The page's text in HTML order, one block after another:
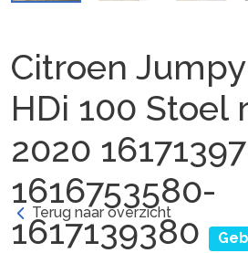
Citroen
HDi 100 Stoel
2020
1616753580-
1617139380
Terug naar overzicht